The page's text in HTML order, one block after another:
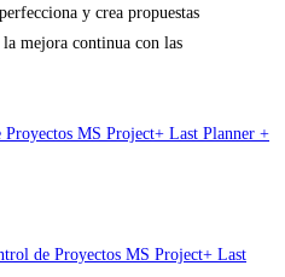
y crea propuestas
mejora continua con las